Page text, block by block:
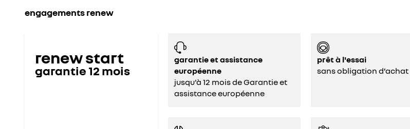
engagements renew
renew start
garantie12 mois
garantie et assistance
européenne
jusqu'à 12 mois de Garantie et
assistance européenne
prêt à l'essai
sans obligation d’achat